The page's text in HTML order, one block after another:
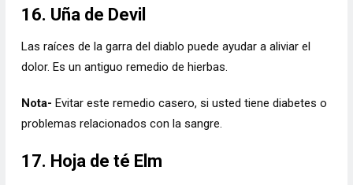
16. Uña de Devil
Las raíces de la garra del diablo puede ayudar a aliviar el
dolor. Es un antiguo remedio de hierbas.
Nota- Evitar este remedio casero, si usted tiene diabetes o
problemas relacionados con la sangre.
17. Hoja de té Elm